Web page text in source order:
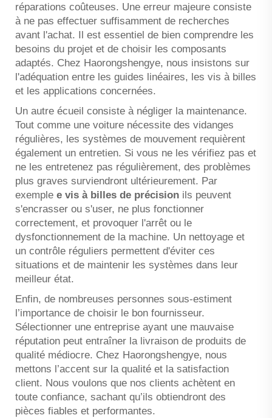
réparations coûteuses. Une erreur majeure consiste
à ne pas effectuer suffisamment de recherches
avant l'achat. Il est essentiel de bien comprendre les
besoins du projet et de choisir les composants
adaptés. Chez Haorongshengye, nous insistons sur
l'adéquation entre les guides linéaires, les vis à billes
et les applications concernées.
Un autre écueil consiste à négliger la maintenance.
Tout comme une voiture nécessite des vidanges
régulières, les systèmes de mouvement requièrent
également un entretien. Si vous ne les vérifiez pas et
ne les entretenez pas régulièrement, des problèmes
plus graves surviendront ultérieurement. Par
exemple e vis à billes de précision ils peuvent
s'encrasser ou s'user, ne plus fonctionner
correctement, et provoquer l'arrêt ou le
dysfonctionnement de la machine. Un nettoyage et
un contrôle réguliers permettent d'éviter ces
situations et de maintenir les systèmes dans leur
meilleur état.
Enfin, de nombreuses personnes sous-estiment
l’importance de choisir le bon fournisseur.
Sélectionner une entreprise ayant une mauvaise
réputation peut entraîner la livraison de produits de
qualité médiocre. Chez Haorongshengye, nous
mettons l’accent sur la qualité et la satisfaction
client. Nous voulons que nos clients achètent en
toute confiance, sachant qu’ils obtiendront des
pièces fiables et performantes.